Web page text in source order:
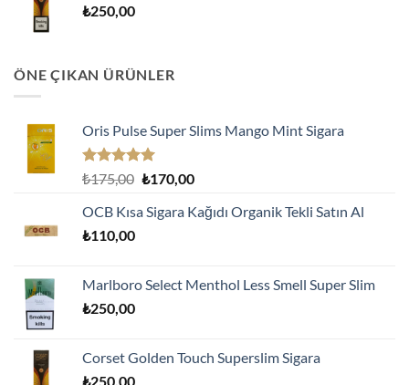
₺250,00
ÖNE ÇIKAN ÜRÜNLER
Oris Pulse Super Slims Mango Mint Sigara
5 üzerinden
oy
aldı
₺175,00 Orijinal
₺175,00.
₺170,00Şu
fiyat:
OCB Kısa Sigara Kağıdı Organik Tekli Satın Al
₺110,00
Marlboro Select Menthol Less Smell Super Slim
₺250,00
Corset Golden Touch Superslim Sigara
₺250,00